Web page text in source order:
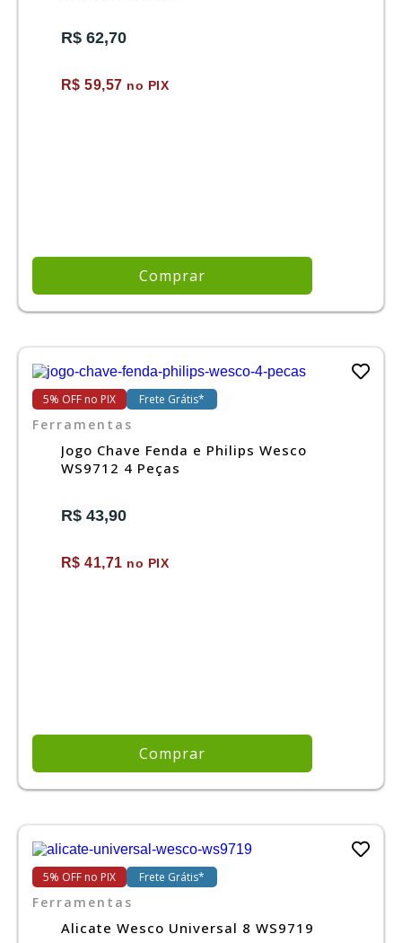
R$ 62,70
R$ 59,57 no PIX
Comprar
5% OFF no PIX Frete Grátis*
Ferramentas
Jogo Chave Fenda e Philips Wesco
WS9712 4 Peças
R$ 43,90
R$ 41,71 no PIX
Comprar
5% OFF no PIX Frete Grátis*
Ferramentas
Alicate Wesco Universal 8 WS9719